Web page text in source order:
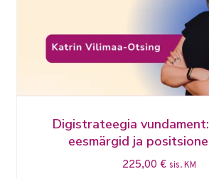
Digistrateegia
eesmärgid ja
225,00 € sis. KM